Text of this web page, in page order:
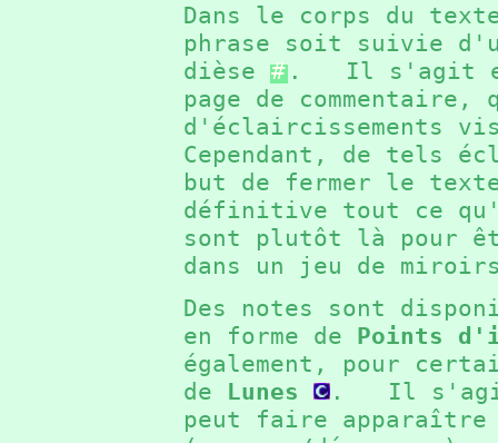
Dans le corps du
phrase soit suivie
dièse #. Il s'agit en
page de commentaire,
d'éclaircissements
Cependant, de tels
but de fermer le
définitive tout ce
sont plutôt là pour
dans un jeu de
Des notes sont
en forme de Points
également, pour
de Lunes
. Il s'agit
peut faire